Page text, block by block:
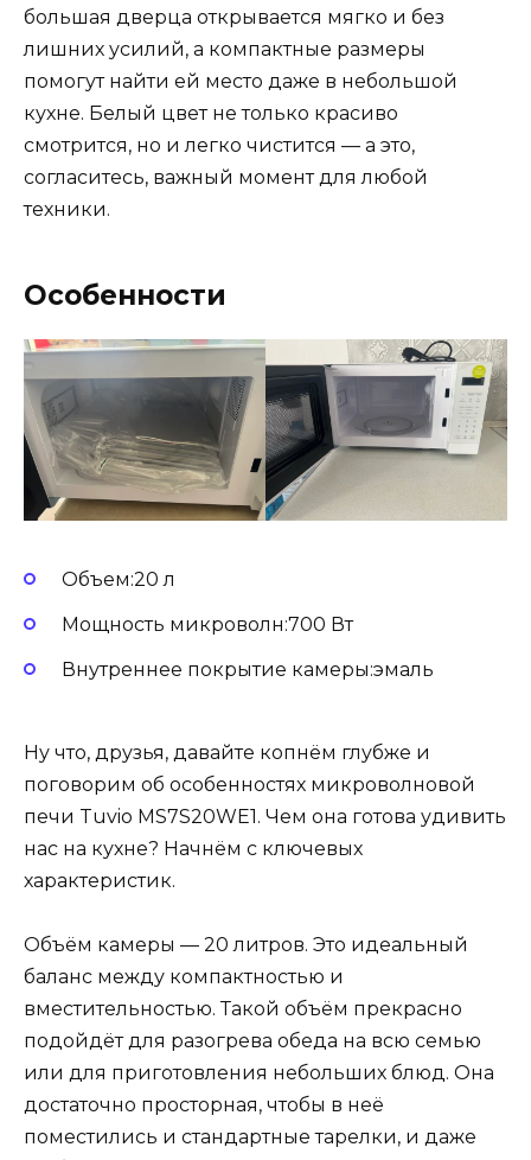
большая дверца открывается мягко и без
лишних усилий, а компактные размеры
помогут найти ей место даже в небольшой
кухне. Белый цвет не только красиво
смотрится, но и легко чистится — а это,
согласитесь, важный момент для любой
техники.
Особенности
Объем:20 л
Мощность микроволн:700 Вт
Внутреннее покрытие камеры:эмаль
Ну что, друзья, давайте копнём глубже и
поговорим об особенностях микроволновой
печи Tuvio MS7S20WE1. Чем она готова удивить
нас на кухне? Начнём с ключевых
характеристик.
Объём камеры — 20 литров. Это идеальный
баланс между компактностью и
вместительностью. Такой объём прекрасно
подойдёт для разогрева обеда на всю семью
или для приготовления небольших блюд. Она
достаточно просторная, чтобы в неё
поместились и стандартные тарелки, и даже